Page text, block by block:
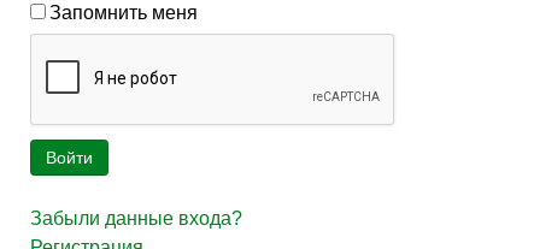
Запомнить меня
Войти
Забыли данные входа?